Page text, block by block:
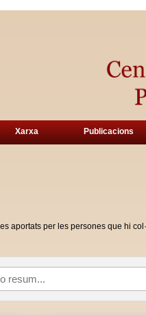
Xarxa Publicacions
aportats per les persones que hi